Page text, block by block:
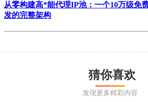
从零构建高*能代理IP池：一个10万级免
发的完整架构
猜你喜欢
发现更多精彩内容